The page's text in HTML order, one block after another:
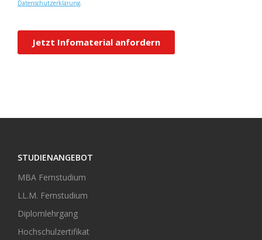
STUDIENANGEBOT
MBA Fernstudium
LL.M. Fernstudium
Diplomlehrgang
Hochschulzertifikat